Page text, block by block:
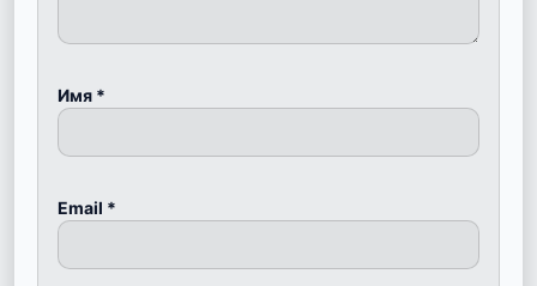
Имя *
Email *